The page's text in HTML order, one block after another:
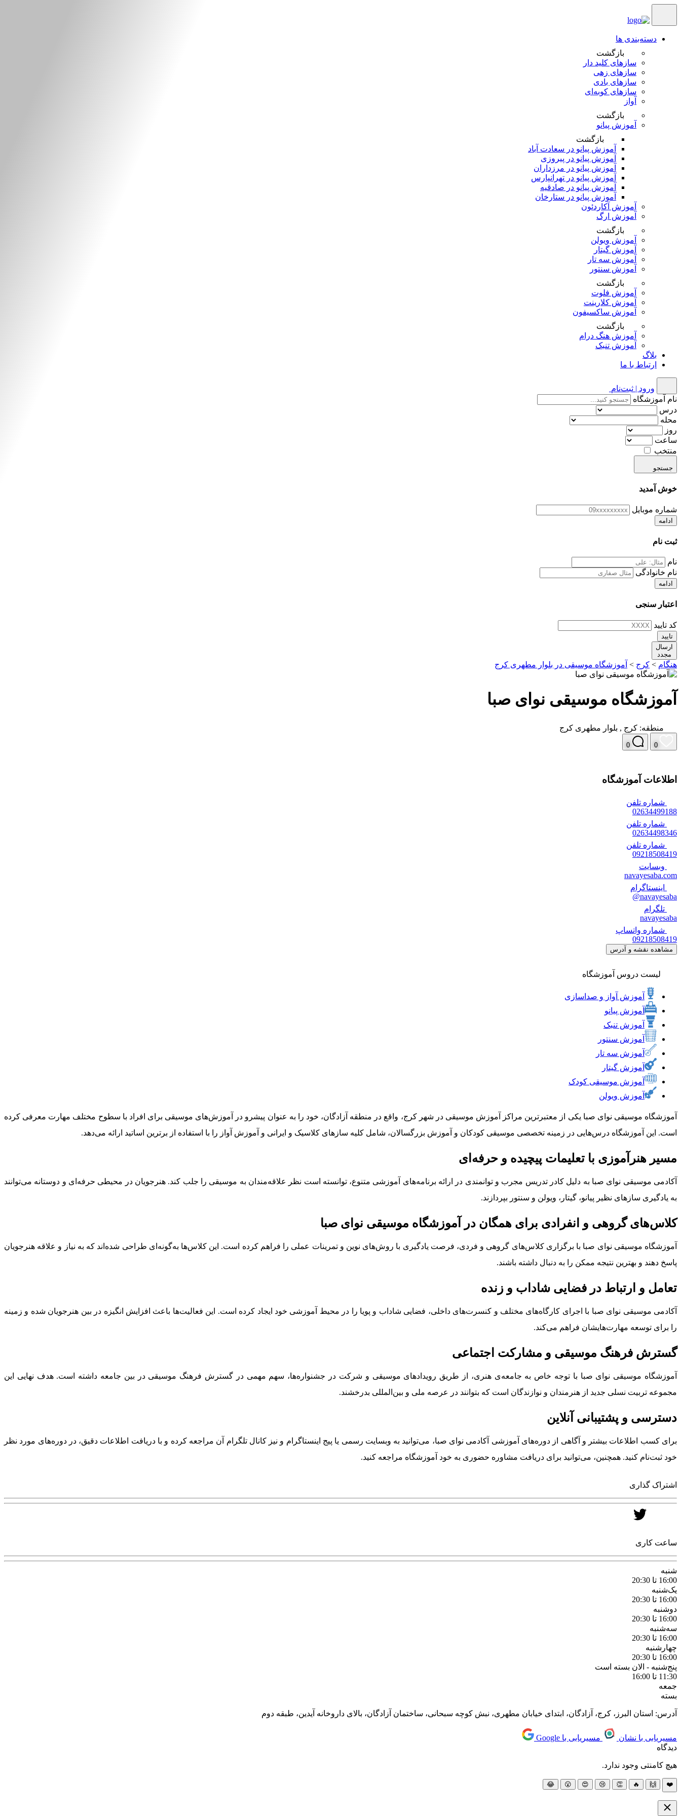
دسته‌بندی ها
بازگشت
سازهای کلید دار
سازهای زهی
سازهای بادی
سازهای کوبه‌‎ای
آواز
بازگشت
آموزش پیانو
بازگشت
آموزش پیانو در سعادت آباد
آموزش پیانو در پیروزی
آموزش پیانو در مرزداران
آموزش پیانو در تهرانپارس
آموزش پیانو در صادقیه
آموزش پیانو در ستارخان
آموزش آکاردئون
آموزش ارگ
بازگشت
آموزش ویولن
آموزش گیتار
آموزش سه تار
آموزش سنتور
بازگشت
آموزش فلوت
آموزش کلارینت
آموزش ساکسیفون
بازگشت
آموزش هنگ درام
آموزش تنبک
بلاگ
ارتباط با ما
ورود | ثبت‌نام
نام آموزشگاه
درس
محله
روز
ساعت
منتخب
جستجو
خوش آمدید
شماره موبایل
ادامه
ثبت نام
نام
نام خانوادگی
ادامه
اعتبار سنجی
کد تایید
تایید
ارسال
مجدد
هنگام > کرج > آموزشگاه موسیقی در بلوار مطهری کرج
آموزشگاه موسیقی نوای صبا
منطقه: کرج , بلوار مطهری کرج
0
0
اطلاعات آموزشگاه
شماره تلفن
02634499188
شماره تلفن
02634498346
شماره تلفن
09218508419
وبسایت
navayesaba.com
اینستاگرام
navayesaba@
تلگرام
navayesaba
شماره واتساپ
09218508419
مشاهده نقشه و آدرس
لیست دروس آموزشگاه
آموزش آواز و صداسازی
آموزش پیانو
آموزش تنبک
آموزش سنتور
آموزش سه تار
آموزش گیتار
آموزش موسیقی کودک
آموزش ویولن
آموزشگاه موسیقی نوای صبا یکی از معتبرترین مراکز آموزش موسیقی در شهر کرج، واقع در منطقه آزادگان، خود را به عنوان پیشرو در آموزش‌های موسیقی برای افراد با سطوح مختلف مهارت معرفی کرده
است. این آموزشگاه درس‌هایی در زمینه تخصصی موسیقی کودکان و آموزش بزرگسالان، شامل کلیه سازهای کلاسیک و ایرانی و آموزش آواز را با استفاده از برترین اساتید ارائه می‌دهد.
مسیر هنرآموزی با تعلیمات پیچیده و حرفه‌ای
آکادمی موسیقی نوای صبا به دلیل کادر تدریس مجرب و توانمندی در ارائه برنامه‌های آموزشی متنوع، توانسته است نظر علاقه‌مندان به موسیقی را جلب کند. هنرجویان در محیطی حرفه‌ای و دوستانه می‌توانند
به یادگیری سازهای نظیر پیانو، گیتار، ویولن و سنتور بپردازند.
کلاس‌های گروهی و انفرادی برای همگان در آموزشگاه موسیقی نوای صبا
آموزشگاه موسیقی نوای صبا با برگزاری کلاس‌های گروهی و فردی، فرصت یادگیری با روش‌های نوین و تمرینات عملی را فراهم کرده است. این کلاس‌ها به‌گونه‌ای طراحی شده‌اند که به نیاز و علاقه هنرجویان
پاسخ دهند و بهترین نتیجه ممکن را به دنبال داشته باشند.
تعامل و ارتباط در فضایی شاداب و زنده
آکادمی موسیقی نوای صبا با اجرای کارگاه‌های مختلف و کنسرت‌های داخلی، فضایی شاداب و پویا را در محیط آموزشی خود ایجاد کرده است. این فعالیت‌ها باعث افزایش انگیزه در بین هنرجویان شده و زمینه
را برای توسعه مهارت‌هایشان فراهم می‌کند.
گسترش فرهنگ موسیقی و مشارکت اجتماعی
آموزشگاه موسیقی نوای صبا با توجه خاص به جامعه‌ی هنری، از طریق رویدادهای موسیقی و شرکت در جشنواره‌ها، سهم مهمی در گسترش فرهنگ موسیقی در بین جامعه داشته است. هدف نهایی این
مجموعه تربیت نسلی جدید از هنرمندان و نوازندگان است که بتوانند در عرصه ملی و بین‌المللی بدرخشند.
دسترسی و پشتیبانی آنلاین
برای کسب اطلاعات بیشتر و آگاهی از دوره‌های آموزشی آکادمی نوای صبا، می‌توانید به وبسایت رسمی یا پیج اینستاگرام و نیز کانال تلگرام آن مراجعه کرده و با دریافت اطلاعات دقیق، در دوره‌های مورد نظر
خود ثبت‌نام کنید. همچنین، می‌توانید برای دریافت مشاوره حضوری به خود آموزشگاه مراجعه کنید.
اشتراک گذاری
ساعت کاری
شنبه
16:00 تا 20:30
یک‌شنبه
16:00 تا 20:30
دوشنبه
16:00 تا 20:30
سه‌شنبه
16:00 تا 20:30
چهارشنبه
16:00 تا 20:30
پنج‌شنبه - الان بسته است
11:30 تا 16:00
جمعه
بسته
آدرس: استان البرز، کرج، آزادگان، ابتدای خیابان مطهری، نبش کوچه سبحانی، ساختمان آزادگان، بالای داروخانه آیدین، طبقه دوم
مسیریابی با نشان
مسیریابی با Google
دیدگاه
هیچ کامنتی وجود ندارد.
❤️
🙌
🔥
👏
😢
😍
😮
😂